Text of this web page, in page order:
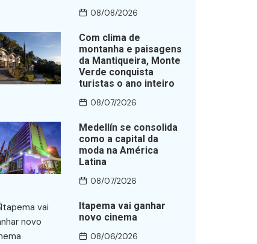
08/08/2026
Com clima de
montanha e paisagens
da Mantiqueira, Monte
Verde conquista
turistas o ano inteiro
08/07/2026
Medellín se consolida
como a capital da
moda na América
Latina
08/07/2026
Itapema vai ganhar
novo cinema
08/06/2026